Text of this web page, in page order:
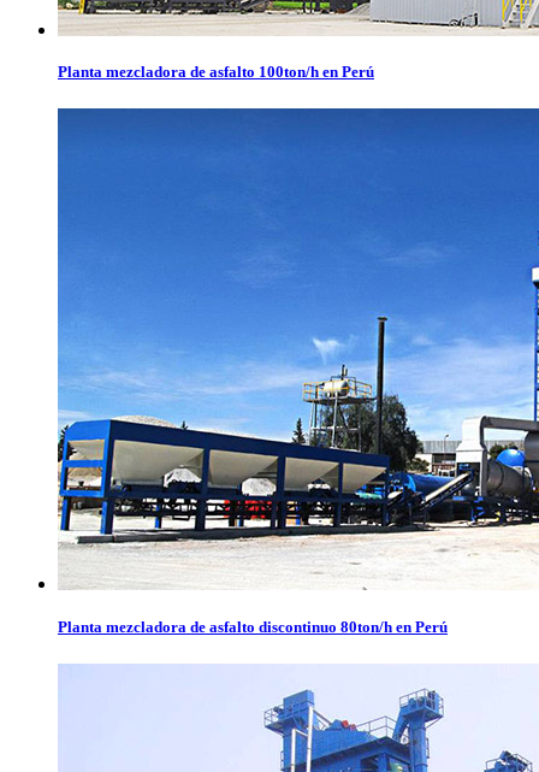
Planta mezcladora de asfalto 100ton/h en Perú
Planta mezcladora de asfalto discontinuo 80ton/h en Perú